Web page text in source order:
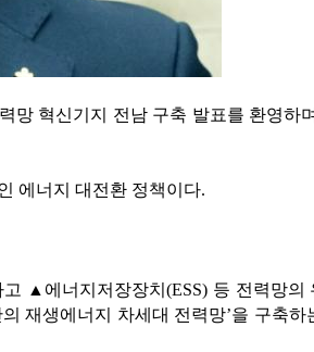
혁신기지 전남 구축 발표를 환영하
에너지 대전환 정책이다.
▲에너지저장장치(ESS) 등 전력망의
재생에너지 차세대 전력망’을 구축